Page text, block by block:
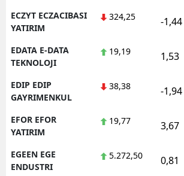
ECZYT ECZACIBASI
YATIRIM
324,25 -1,44
EDATA E-DATA
TEKNOLOJI
19,19 1,53
EDIP EDIP
GAYRIMENKUL
38,38 -1,94
EFOR EFOR
YATIRIM
19,77 3,67
EGEEN EGE
ENDUSTRI
5.272,50 0,81